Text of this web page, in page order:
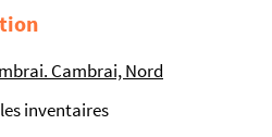
Cambrai, Nord
inventaires
filles sur une barque dans un marais
en extérieur.